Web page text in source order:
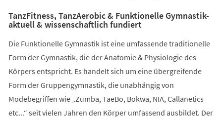
TanzFitness, TanzAerobic & Funktionelle Gymnastik-
aktuell & wissenschaftlich fundiert
Die Funktionelle Gymnastik ist eine umfassende traditionelle
Form der Gymnastik, die der Anatomie & Physiologie des
Körpers entspricht. Es handelt sich um eine übergreifende
Form der Gruppengymnastik, die unabhängig von
Modebegriffen wie „Zumba, TaeBo, Bokwa, NIA, Callanetics
etc...“ seit vielen Jahren den Körper umfassend ausbildet. Der